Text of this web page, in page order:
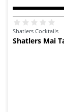
Shatlers Cocktails
Shatlers Mai